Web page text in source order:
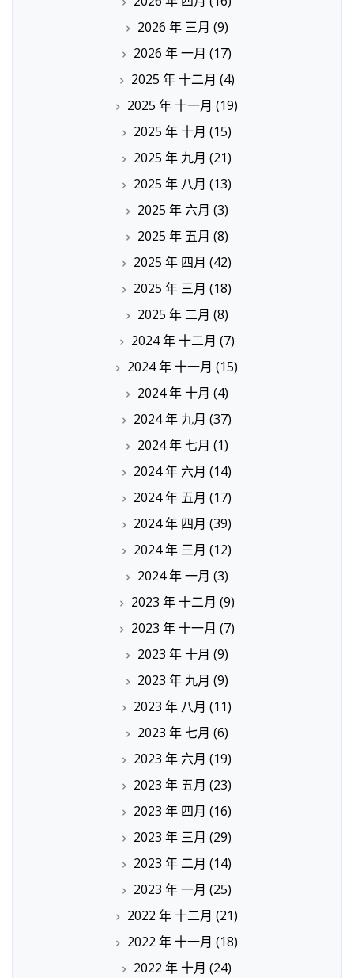
2026 年 三月 (9)
2026 年 一月 (17)
2025 年 十二月 (4)
2025 年 十一月 (19)
2025 年 十月 (15)
2025 年 九月 (21)
2025 年 八月 (13)
2025 年 六月 (3)
2025 年 五月 (8)
2025 年 四月 (42)
2025 年 三月 (18)
2025 年 二月 (8)
2024 年 十二月 (7)
2024 年 十一月 (15)
2024 年 十月 (4)
2024 年 九月 (37)
2024 年 七月 (1)
2024 年 六月 (14)
2024 年 五月 (17)
2024 年 四月 (39)
2024 年 三月 (12)
2024 年 一月 (3)
2023 年 十二月 (9)
2023 年 十一月 (7)
2023 年 十月 (9)
2023 年 九月 (9)
2023 年 八月 (11)
2023 年 七月 (6)
2023 年 六月 (19)
2023 年 五月 (23)
2023 年 四月 (16)
2023 年 三月 (29)
2023 年 二月 (14)
2023 年 一月 (25)
2022 年 十二月 (21)
2022 年 十一月 (18)
2022 年 十月 (24)